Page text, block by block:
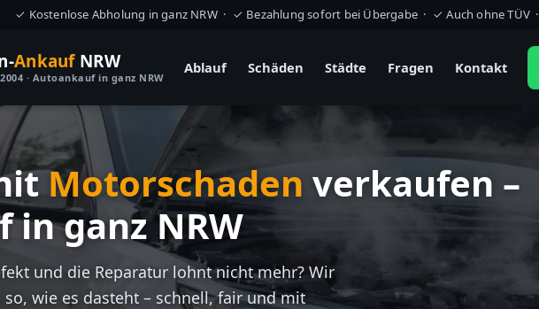
✓ Kostenlose Abholung in ganz NRW · ✓ Bezahlung sofort bei Übergabe · ✓ Auch ohne TÜV ·
AnkaufNRW
· Autoankauf in ganz NRW
Ablauf Schäden Städte Fragen Kontakt
Motorschaden verkaufen –
in ganz NRW
und die Reparatur lohnt nicht mehr? Wir
wie es dasteht – schnell, fair und mit